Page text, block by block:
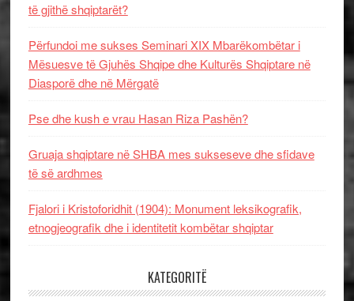
të gjithë shqiptarët?
Përfundoi me sukses Seminari XIX Mbarëkombëtar i
Mësuesve të Gjuhës Shqipe dhe Kulturës Shqiptare në
Diasporë dhe në Mërgatë
Pse dhe kush e vrau Hasan Riza Pashën?
Gruaja shqiptare në SHBA mes sukseseve dhe sfidave
të së ardhmes
Fjalori i Kristoforidhit (1904): Monument leksikografik,
etnogjeografik dhe i identitetit kombëtar shqiptar
KATEGORITË